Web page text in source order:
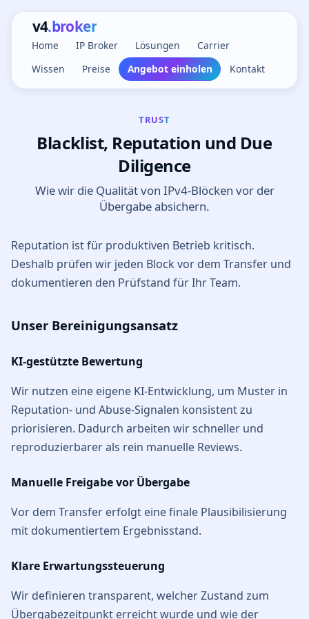
v4.broker
Home IP Broker Lösungen
Carrier
Wissen
Preise Angebot einholen Kontakt
TRUST
Blacklist, Reputation und Due
Diligence
Wie wir die Qualität von IPv4-Blöcken vor der
Übergabe absichern.
Reputation ist für produktiven Betrieb kritisch.
Deshalb prüfen wir jeden Block vor dem Transfer und
dokumentieren den Prüfstand für Ihr Team.
Unser Bereinigungsansatz
KI-gestützte Bewertung
Wir nutzen eine eigene KI-Entwicklung, um Muster in
Reputation- und Abuse-Signalen konsistent zu
priorisieren. Dadurch arbeiten wir schneller und
reproduzierbarer als rein manuelle Reviews.
Manuelle Freigabe vor Übergabe
Vor dem Transfer erfolgt eine finale Plausibilisierung
mit dokumentiertem Ergebnisstand.
Klare Erwartungssteuerung
Wir definieren transparent, welcher Zustand zum
Übergabezeitpunkt erreicht wurde und wie der